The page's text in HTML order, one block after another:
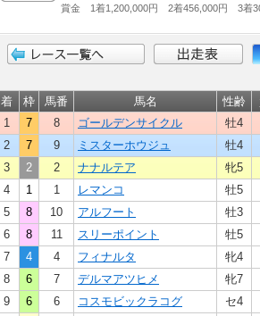
賞金 1着1,200,000円 2着456,000円 3着
着 枠 馬番 馬名 性齢
1
7 8 ゴールデンサイクル 牡4
2
7 9 ミスターホウジュ 牡4
3
2 2 ナナルテア 牝5
4
1 1 レマンコ 牡5
5
8 10 アルフート 牡3
6
8 11 スリーポイント 牡5
7
4 4 フィナルタ 牝4
8
6 7 デルマアツヒメ 牝7
9
6 6 コスモビックラコグ セ4